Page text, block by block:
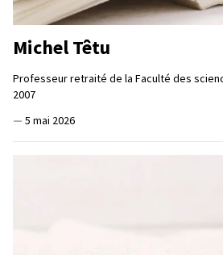
Michel Têtu
Professeur retraité de la Faculté des
2007
— 5 mai 2026